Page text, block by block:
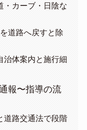
・カーブ・日陰な
道路へ戻すと除
治体案内と施行細
報〜指導の流
道路交通法で段階